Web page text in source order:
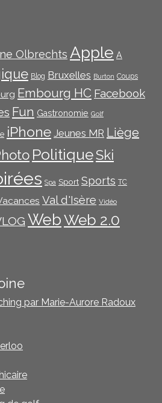
Olbrechts Apple A
Blog Bruxelles Burton Coups
Embourg HC Facebook
Fun Gastronomie Golf
iPhone Jeunes MR Liège
PolitiqueSki
Spa Sport Sports TC
Val d'Isère Vidéo
WebWeb 2.0
par Marie-Aurore Radoux